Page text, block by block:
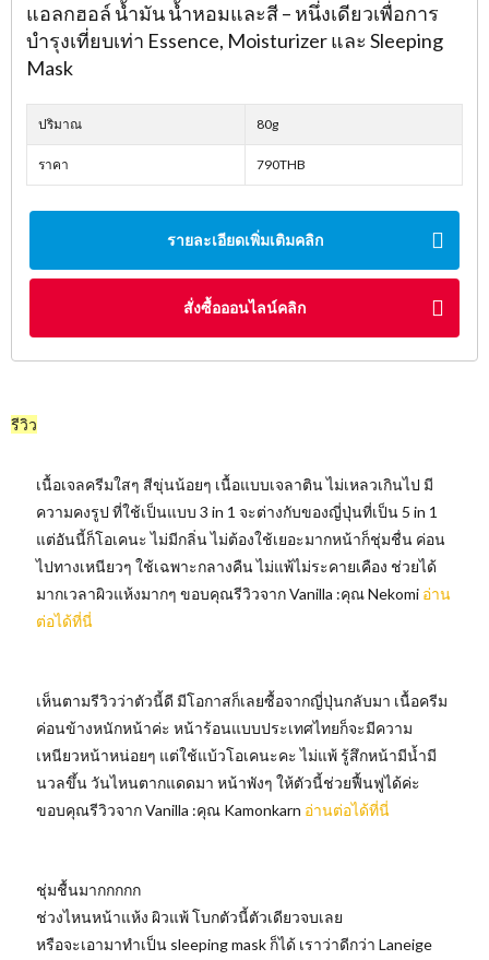
แอลกฮอล์ น้ำมัน น้ำหอมและสี – หนึ่งเดียวเพื่อการ
บำรุงเที่ยบเท่า Essence, Moisturizer และ Sleeping
Mask
ปริมาณ 80g
ราคา 790THB
รายละเอียดเพิ่มเติมคลิก
สั่งซื้อออนไลน์คลิก
รีวิว
เนื้อเจลครีมใสๆ สีขุ่นน้อยๆ เนื้อแบบเจลาติน ไม่เหลวเกินไป มี
ความคงรูป ที่ใช้เป็นแบบ 3 in 1 จะต่างกับของญี่ปุ่นที่เป็น 5 in 1
แต่อันนี้ก็โอเคนะ ไม่มีกลิ่น ไม่ต้องใช้เยอะมากหน้าก็ชุ่มชื่น ค่อน
ไปทางเหนียวๆ ใช้เฉพาะกลางคืน ไม่แพ้ไม่ระคายเคือง ช่วยได้
มากเวลาผิวแห้งมากๆ ขอบคุณรีวิวจาก Vanilla :คุณ Nekomi อ่าน
ต่อได้ที่นี่
เห็นตามรีวิวว่าตัวนี้ดี มีโอกาสก็เลยซื้อจากญี่ปุ่นกลับมา เนื้อครีม
ค่อนข้างหนักหน้าค่ะ หน้าร้อนแบบประเทศไทยก็จะมีความ
เหนียวหน้าหน่อยๆ แต่ใช้แบ้วโอเคนะคะ ไม่แพ้ รู้สึกหน้ามีน้ำมี
นวลขึ้น วันไหนตากแดดมา หน้าพังๆ ให้ตัวนี้ช่วยฟื้นฟูได้ค่ะ
ขอบคุณรีวิวจาก Vanilla :คุณ Kamonkarn อ่านต่อได้ที่นี่
ชุ่มชื้นมากกกกก
ช่วงไหนหน้าแห้ง ผิวแพ้ โบกตัวนี้ตัวเดียวจบเลย
หรือจะเอามาทำเป็น sleeping mask ก็ได้ เราว่าดีกว่า Laneige